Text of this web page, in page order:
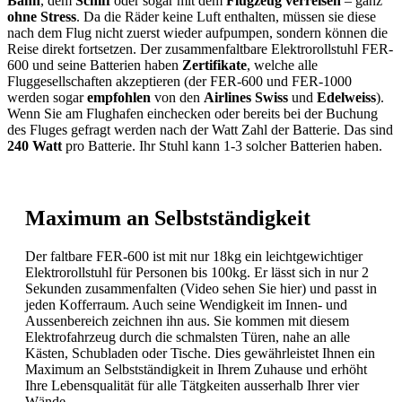
ohne Stress. Da die Räder keine Luft enthalten, müssen sie diese
nach dem Flug nicht zuerst wieder aufpumpen, sondern können die
Reise direkt fortsetzen. Der zusammenfaltbare Elektrorollstuhl FER-
600 und seine Batterien haben Zertifikate, welche alle
Fluggesellschaften akzeptieren (der FER-600 und FER-1000
werden sogarempfohlen von den Airlines Swiss und Edelweiss).
Wenn Sie am Flughafen einchecken oder bereits bei der Buchung
des Fluges gefragt werden nach der Watt Zahl der Batterie. Das sind
240 Watt pro Batterie. Ihr Stuhl kann 1-3 solcher Batterien haben.
Maximum an Selbstständigkeit
Der faltbare FER-600 ist mit nur 18kg ein leichtgewichtiger
Elektrorollstuhl für Personen bis 100kg. Er lässt sich in nur 2
Sekunden zusammenfalten (Video sehen Sie hier) und passt in
jeden Kofferraum. Auch seine Wendigkeit im Innen- und
Aussenbereich zeichnen ihn aus. Sie kommen mit diesem
Elektrofahrzeug durch die schmalsten Türen, nahe an alle
Kästen, Schubladen oder Tische. Dies gewährleistet Ihnen ein
Maximum an Selbstständigkeit in Ihrem Zuhause und erhöht
Ihre Lebensqualität für alle Tätgkeiten ausserhalb Ihrer vier